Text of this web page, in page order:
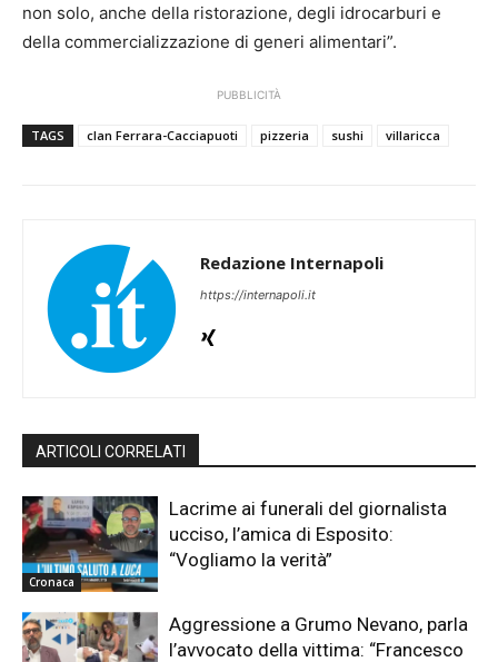
non solo, anche della ristorazione, degli idrocarburi e
della commercializzazione di generi alimentari”.
PUBBLICITÀ
TAGS clan Ferrara-Cacciapuoti pizzeria sushi villaricca
Redazione Internapoli
https://internapoli.it
ARTICOLI CORRELATI
Cronaca
Lacrime ai funerali del giornalista
ucciso, l’amica di Esposito:
“Vogliamo la verità”
Aggressione a Grumo Nevano, parla
l’avvocato della vittima: “Francesco